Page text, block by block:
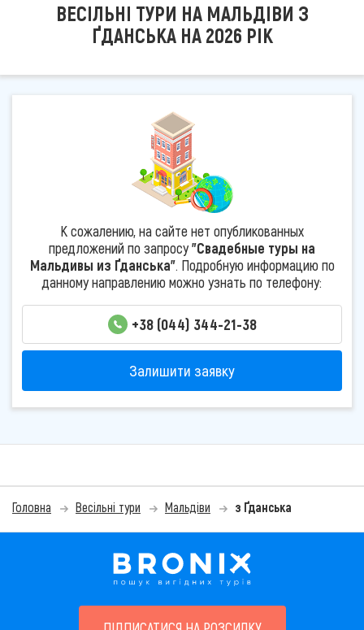
ВЕСІЛЬНІ ТУРИ НА МАЛЬДІВИ З
ҐДАНСЬКА НА 2026 РІК
К сожалению, на сайте нет опубликованных
предложений по запросу"Свадебные туры на
Мальдивы из Ґданська". Подробную информацию по
данному направлению можно узнать по телефону:
+38 (044) 344-21-38
Залишити заявку
Головна Весільні тури Мальдіви з Ґданська